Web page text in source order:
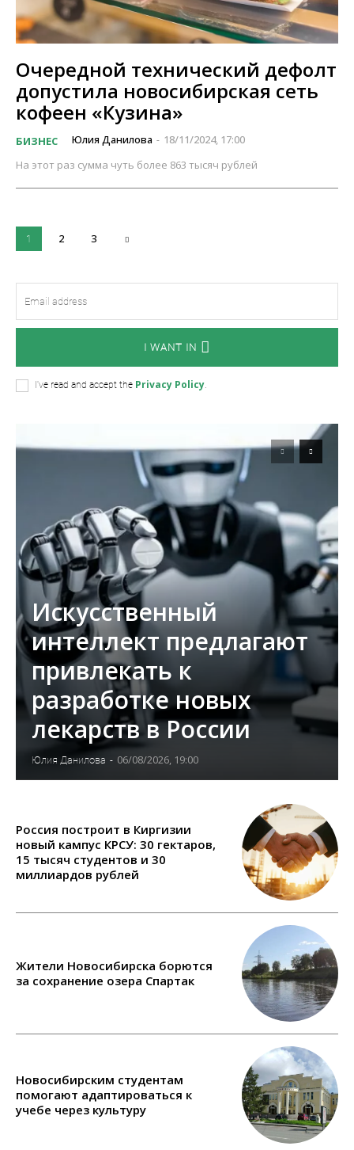
Очередной технический дефолт
допустила новосибирская сеть
кофеен «Кузина»
БИЗНЕС Юлия Данилова - 18/11/2024, 17:00
На этот раз сумма чуть более 863 тысяч рублей
1 2 3
I WANT IN
I've read and accept the Privacy Policy.
Искусственный
интеллект предлагают
привлекать к
разработке новых
лекарств в России
Юлия Данилова - 06/08/2026, 19:00
Россия построит в Киргизии
новый кампус КРСУ: 30 гектаров,
15 тысяч студентов и 30
миллиардов рублей
Жители Новосибирска борются
за сохранение озера Спартак
Новосибирским студентам
помогают адаптироваться к
учебе через культуру